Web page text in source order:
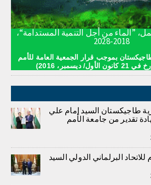
”الماء من أجل التنمية المستدامة“،
2018-2028
بموجب قرار الجمعية العامة للأمم
ديسمبر، 2016)
طاجيكستان السيد إمام علي
تقدير من جامعة الأمم
للاتحاد البرلماني الدولي السيد